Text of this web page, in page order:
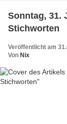
Sonntag, 31.
Stichworten
Veröffentlicht am
Von Nix